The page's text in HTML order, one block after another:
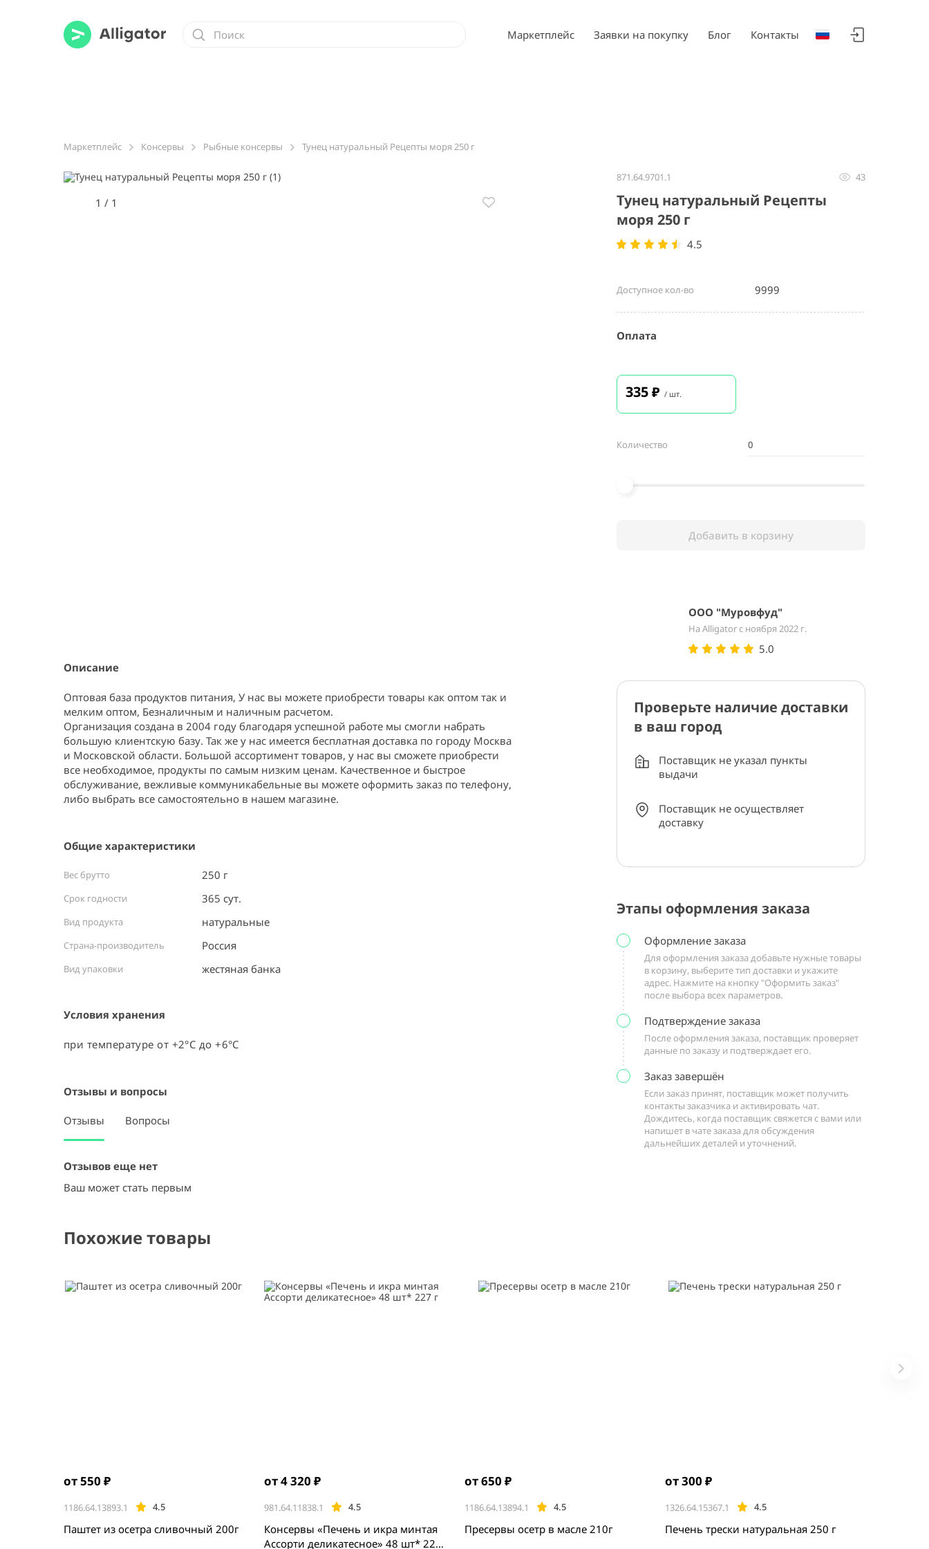
Маркетплейс Заявки на покупку Блог Контакты
Маркетплейс Консервы Рыбные консервы Тунец натуральный Рецепты моря 250 г
1 / 1
1
Описание
Оптовая база продуктов питания, У нас вы можете приобрести товары как оптом так и
мелким оптом, Безналичным и наличным расчетом.
Организация создана в 2004 году благодаря успешной работе мы смогли набрать
большую клиентскую базу. Так же у нас имеется бесплатная доставка по городу Москва
и Московской области. Большой ассортимент товаров, у нас вы сможете приобрести
все необходимое, продукты по самым низким ценам. Качественное и быстрое
обслуживание, вежливые коммуникабельные вы можете оформить заказ по телефону,
либо выбрать все самостоятельно в нашем магазине.
Общие характеристики
Вес брутто 250 г
Срок годности 365 сут.
Вид продукта натуральные
Страна-производитель Россия ⠀
Вид упаковки жестяная банка ⠀
Условия хранения
при температуре от +2°C до +6°C
Отзывы и вопросы
Отзывы Вопросы
Отзывов еще нет
Ваш может стать первым
871.64.9701.1 43
Тунец натуральный Рецепты
моря 250 г
4.5
Доступное кол-во 9999
Оплата
335₽ / шт.
Количество
Добавить в корзину
ООО "Муровфуд"
На Alligator с ноября 2022 г.
5.0
Проверьте наличие доставки
в ваш город
Поставщик не указал пункты
выдачи
Поставщик не осуществляет
доставку
Этапы оформления заказа
Оформление заказа
Для оформления заказа добавьте нужные товары
в корзину, выберите тип доставки и укажите
адрес. Нажмите на кнопку "Оформить заказ"
после выбора всех параметров.
Подтверждение заказа
После оформления заказа, поставщик проверяет
данные по заказу и подтверждает его.
Заказ завершён
Если заказ принят, поставщик может получить
контакты заказчика и активировать чат.
Дождитесь, когда поставщик свяжется с вами или
напишет в чате заказа для обсуждения
дальнейших деталей и уточнений.
Похожие товары
от 550 ₽
1186.64.13893.1 4.5
Паштет из осетра сливочный 200г
от 4 320 ₽
981.64.11838.1 4.5
Консервы «Печень и икра минтая
Ассорти деликатесное» 48 шт* 227
от 650 ₽
1186.64.13894.1 4.5
Пресервы осетр в масле 210г
от 300 ₽
1326.64.15367.1 4.5
Печень трески натуральная 250 г